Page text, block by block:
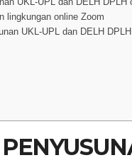
lingkungan online Zoom
UKL-UPL dan DELH